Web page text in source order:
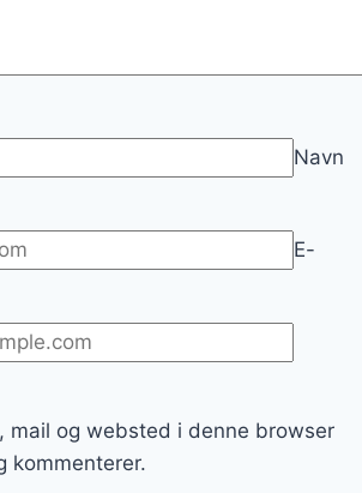
Navn
E-
mail og websted i denne browser
kommenterer.